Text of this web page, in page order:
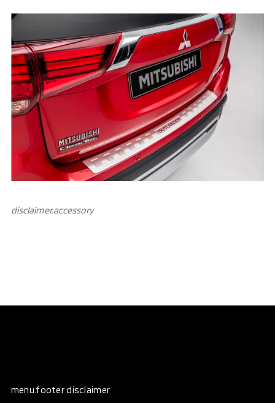
disclaimer.аccessory
menu.footer disclaimer